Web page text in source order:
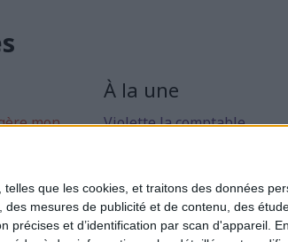
que les cookies, et traitons des données
mesures de publicité et de contenu, des
et d’identification par scan d'appareil.
mon
À la une
Violette la comptable
Loueur en Meublé
Côté Retraite
Location de bureaux